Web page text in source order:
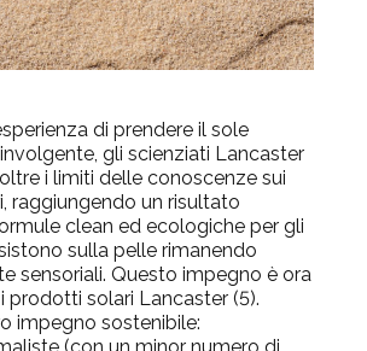
di prendere il sole
gli scienziati Lancaster
i limiti delle conoscenze sui
raggiungendo un risultato
clean ed ecologiche per gli
sulla pelle rimanendo
sensoriali. Questo impegno è ora
prodotti solari Lancaster (5).
impegno sostenibile: